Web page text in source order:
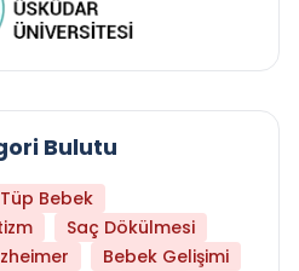
Bulutu
Tüp Bebek
Saç Dökülmesi
Bebek Gelişimi